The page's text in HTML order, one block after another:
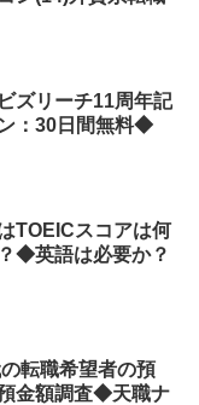
リーチ11周年記
：30日間無料◆
TOEICスコアは何
◆英語は必要か？
転職希望者の預
金額調査◆天職ナ